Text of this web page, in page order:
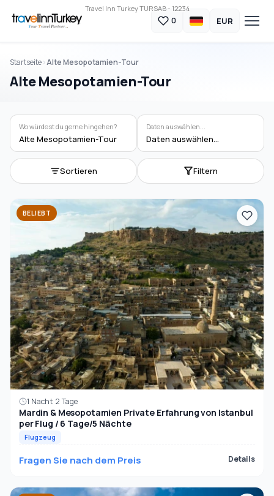
Travel Inn Turkey TURSAB - 12234
0 EUR
Startseite Alte Mesopotamien-Tour
Alte Mesopotamien-Tour
Wo würdest du gerne hingehen?
Alte Mesopotamien-Tour
Daten auswählen...
Daten auswählen...
Sortieren Filtern
BELIEBT
1 Nacht 2 Tage
Mardin & Mesopotamien Private Erfahrung von Istanbul
per Flug / 6 Tage/5 Nächte
Flugzeug
Fragen Sie nach dem Preis Details